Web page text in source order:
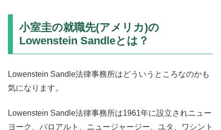
小室圭の就職先(アメリカ)の
Lowenstein Sandleとは？
Lowenstein Sandle法律事務所はどういうところなのかも
気になります。
Lowenstein Sandle法律事務所は1961年に設立されニュー
ヨーク、パロアルト、ニュージャージー、ユタ、ワシント